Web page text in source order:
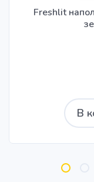
Freshlit
В